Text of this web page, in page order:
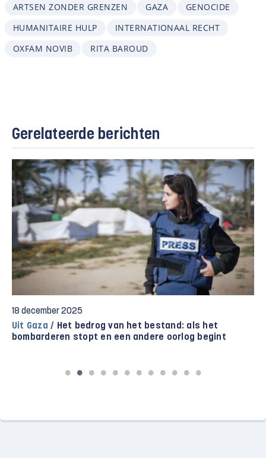
ARTSEN ZONDER GRENZEN GAZA
GENOCIDE
HUMANITAIRE HULP
INTERNATIONAAL RECHT
OXFAM NOVIB
RITA BAROUD
Gerelateerde berichten
18 december 2025
Uit Gaza / Het bedrog van het bestand: als het
bombarderen stopt en een andere oorlog begint